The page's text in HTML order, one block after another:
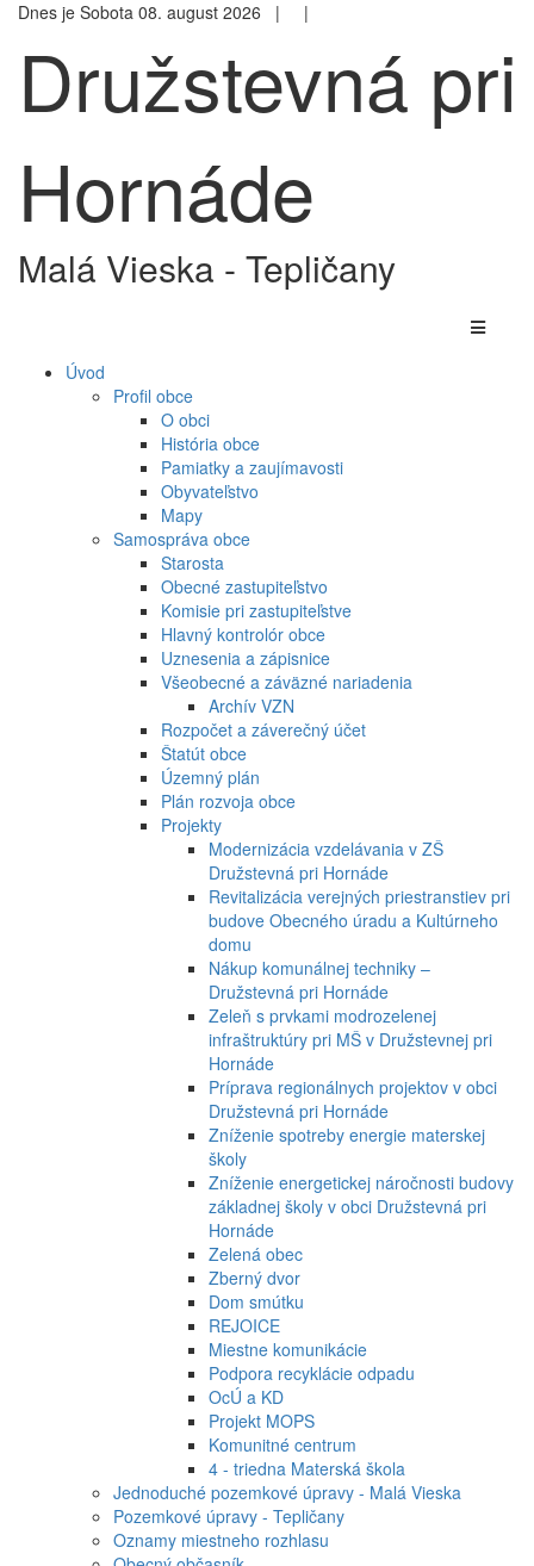
Dnes je Sobota 08. august 2026 | |
Družstevná pri
Hornáde
Malá Vieska - Tepličany
Úvod
Profil obce
O obci
História obce
Pamiatky a zaujímavosti
Obyvateľstvo
Mapy
Samospráva obce
Starosta
Obecné zastupiteľstvo
Komisie pri zastupiteľstve
Hlavný kontrolór obce
Uznesenia a zápisnice
Všeobecné a záväzné nariadenia
Archív VZN
Rozpočet a záverečný účet
Štatút obce
Územný plán
Plán rozvoja obce
Projekty
Modernizácia vzdelávania v ZŠ
Družstevná pri Hornáde
Revitalizácia verejných priestranstiev pri
budove Obecného úradu a Kultúrneho
domu
Nákup komunálnej techniky –
Družstevná pri Hornáde
Zeleň s prvkami modrozelenej
infraštruktúry pri MŠ v Družstevnej pri
Hornáde
Príprava regionálnych projektov v obci
Družstevná pri Hornáde
Zníženie spotreby energie materskej
školy
Zníženie energetickej náročnosti budovy
základnej školy v obci Družstevná pri
Hornáde
Zelená obec
Zberný dvor
Dom smútku
REJOICE
Miestne komunikácie
Podpora recyklácie odpadu
OcÚ a KD
Projekt MOPS
Komunitné centrum
4 - triedna Materská škola
Jednoduché pozemkové úpravy - Malá Vieska
Pozemkové úpravy - Tepličany
Oznamy miestneho rozhlasu